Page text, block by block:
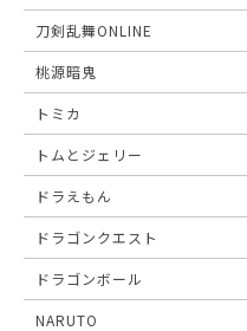
刀剣乱舞ONLINE
桃源暗鬼
トミカ
トムとジェリー
ドラえもん
ドラゴンクエスト
ドラゴンボール
NARUTO